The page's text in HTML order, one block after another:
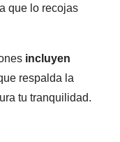
que lo recojas
incluyen
respalda la
tu tranquilidad.